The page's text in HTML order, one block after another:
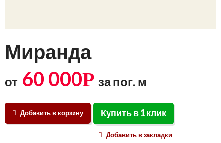
Миранда
от 60 000Р за пог. м
Добавить в корзину Купить в 1 клик
Добавить в закладки